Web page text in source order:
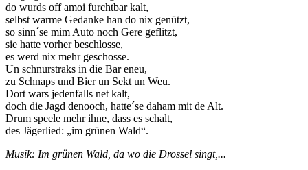
do wurds off amoi furchtbar kalt,
selbst warme Gedanke han do nix genützt,
so sinn´se mim Auto noch Gere geflitzt,
sie hatte vorher beschlosse,
es werd nix mehr geschosse.
Un schnurstraks in die Bar eneu,
zu Schnaps und Bier un Sekt un Weu.
Dort wars jedenfalls net kalt,
doch die Jagd denooch, hatte´se daham mit de Alt.
Drum speele mehr ihne, dass es schalt,
des Jägerlied: „im grünen Wald“.
Musik: Im grünen Wald, da wo die Drossel singt,...